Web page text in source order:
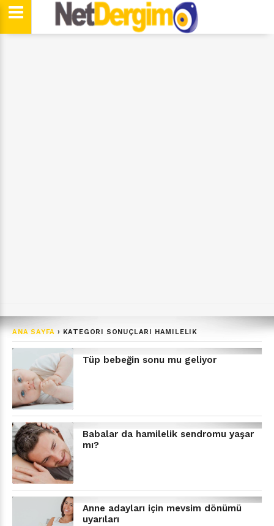
ANA SAYFA › KATEGORI SONUÇLARI HAMILELIK
Tüp bebeğin sonu mu geliyor
Babalar da hamilelik sendromu yaşar
mı?
Anne adayları için mevsim dönümü
uyarıları